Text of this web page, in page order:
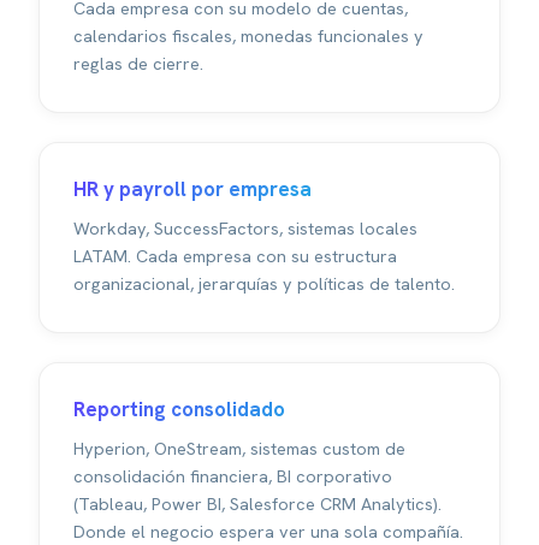
Cada empresa con su modelo de cuentas,
calendarios fiscales, monedas funcionales y
reglas de cierre.
HR y payroll por empresa
Workday, SuccessFactors, sistemas locales
LATAM. Cada empresa con su estructura
organizacional, jerarquías y políticas de talento.
Reporting consolidado
Hyperion, OneStream, sistemas custom de
consolidación financiera, BI corporativo
(Tableau, Power BI, Salesforce CRM Analytics).
Donde el negocio espera ver una sola compañía.